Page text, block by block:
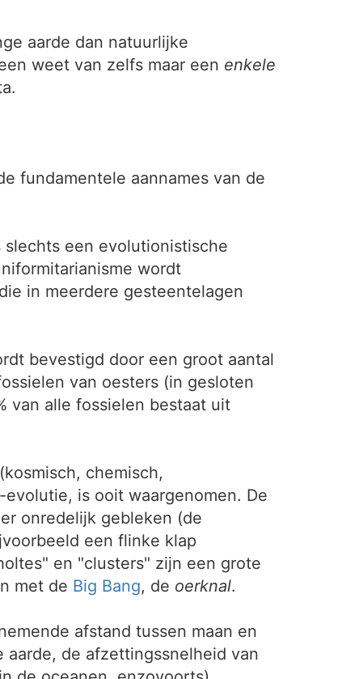
aarde dan natuurlijke
weet van zelfs maar een enkele
fundamentele aannames van de
een evolutionistische
wordt
in meerdere gesteentelagen
bevestigd door een groot aantal
van oesters (in gesloten
van alle fossielen bestaat uit
chemisch,
is ooit waargenomen. De
onredelijk gebleken (de
een flinke klap
en "clusters" zijn een grote
met de Big Bang, de oerknal.
afstand tussen maan en
de afzettingssnelheid van